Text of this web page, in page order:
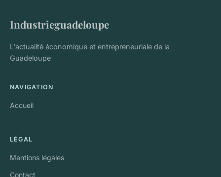
Industrieguadeloupe
L'actualité économique et entrepreneuriale de la
Guadeloupe
NAVIGATION
Accueil
LÉGAL
Mentions légales
Contact